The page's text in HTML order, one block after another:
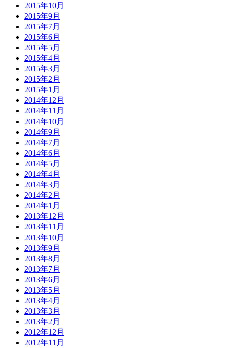
2015年10月
2015年9月
2015年7月
2015年6月
2015年5月
2015年4月
2015年3月
2015年2月
2015年1月
2014年12月
2014年11月
2014年10月
2014年9月
2014年7月
2014年6月
2014年5月
2014年4月
2014年3月
2014年2月
2014年1月
2013年12月
2013年11月
2013年10月
2013年9月
2013年8月
2013年7月
2013年6月
2013年5月
2013年4月
2013年3月
2013年2月
2012年12月
2012年11月